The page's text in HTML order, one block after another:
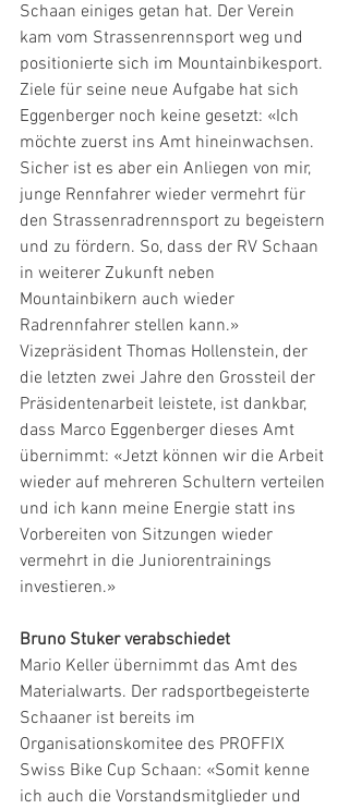
Schaan einiges getan hat. Der Verein
kam vom Strassenrennsport weg und
positionierte sich im Mountainbikesport.
Ziele für seine neue Aufgabe hat sich
Eggenberger noch keine gesetzt: «Ich
möchte zuerst ins Amt hineinwachsen.
Sicher ist es aber ein Anliegen von mir,
junge Rennfahrer wieder vermehrt für
den Strassenradrennsport zu begeistern
und zu fördern. So, dass der RV Schaan
in weiterer Zukunft neben
Mountainbikern auch wieder
Radrennfahrer stellen kann.»
Vizepräsident Thomas Hollenstein, der
die letzten zwei Jahre den Grossteil der
Präsidentenarbeit leistete, ist dankbar,
dass Marco Eggenberger dieses Amt
übernimmt: «Jetzt können wir die Arbeit
wieder auf mehreren Schultern verteilen
und ich kann meine Energie statt ins
Vorbereiten von Sitzungen wieder
vermehrt in die Juniorentrainings
investieren.»
Bruno Stuker verabschiedet
Mario Keller übernimmt das Amt des
Materialwarts. Der radsportbegeisterte
Schaaner ist bereits im
Organisationskomitee des PROFFIX
Swiss Bike Cup Schaan: «Somit kenne
ich auch die Vorstandsmitglieder und